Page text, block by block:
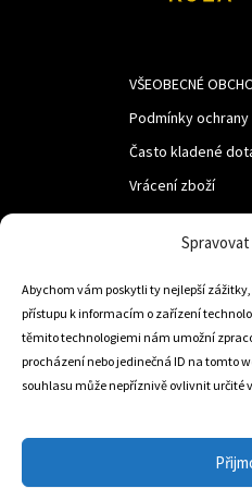
Abychom vám poskytli ty nejlepší
přístupu k informacím o zařízení
těmito technologiemi nám umožní
procházení nebo jedinečná ID na tomto
souhlasu může nepříznivě ovlivnit určité
VŠEOBECNÉ
Podmínky
Často kladené
Vrácení zboží
LUF s.r.o.
Nám.
Trstená 02801